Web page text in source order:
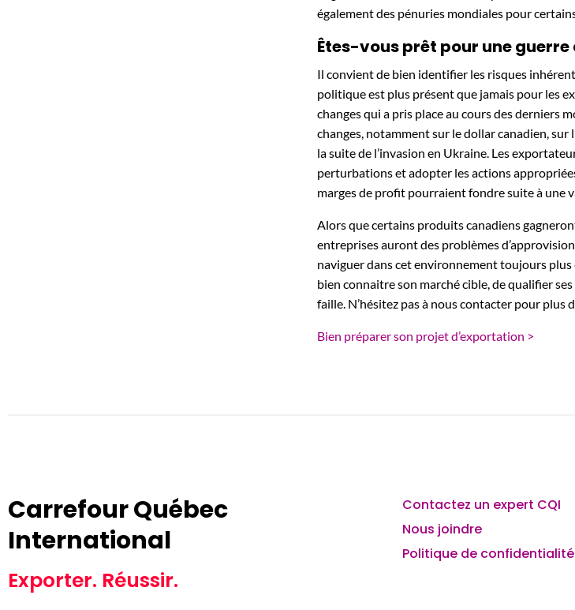
également des pénuries mondiales pour
Êtes-vous prêt pour une guerre
Il convient de bien identifier les risques
politique est plus présent que jamais pour les
changes qui a pris place au cours des derniers
changes, notamment sur le dollar canadien,
la suite de l’invasion en Ukraine. Les
perturbations et adopter les actions
marges de profit pourraient fondre suite à une
Alors que certains produits canadiens
entreprises auront des problèmes
naviguer dans cet environnement toujours
bien connaitre son marché cible, de qualifier
faille. N’hésitez pas à nous contacter pour plus
Bien préparer son projet d’exportation >
Carrefour Québec
International
Exporter. Réussir.
Contactez un expert CQI
Nous joindre
Politique de confidentialité